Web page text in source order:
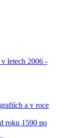
letech 2006 -
a v roce
roku 1590 po